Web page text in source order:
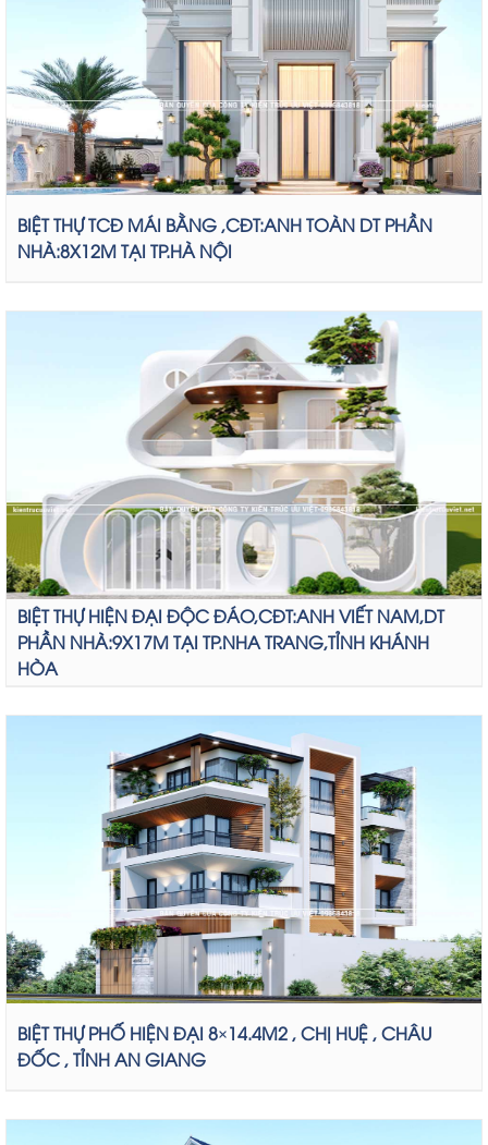
BIỆT THỰ TCĐ MÁI BẰNG ,CĐT:ANH TOÀN DT PHẦN
NHÀ:8X12M TẠI TP.HÀ NỘI
BIỆT THỰ HIỆN ĐẠI ĐỘC ĐÁO,CĐT:ANH VIẾT NAM,DT
PHẦN NHÀ:9X17M TẠI TP.NHA TRANG,TỈNH KHÁNH
HÒA
BIỆT THỰ PHỐ HIỆN ĐẠI 8×14.4M2 , CHỊ HUỆ , CHÂU
ĐỐC , TỈNH AN GIANG